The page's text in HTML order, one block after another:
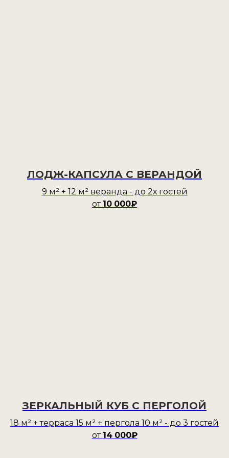
ЛОДЖ-КАПСУЛА С ВЕРАНДОЙ
9 м² + 12 м² веранда - до 2х гостей
от 10 000₽
ЗЕРКАЛЬНЫЙ КУБ С ПЕРГОЛОЙ
18 м² + терраса 15 м² + пергола 10 м² - до 3 гостей
от 14 000₽